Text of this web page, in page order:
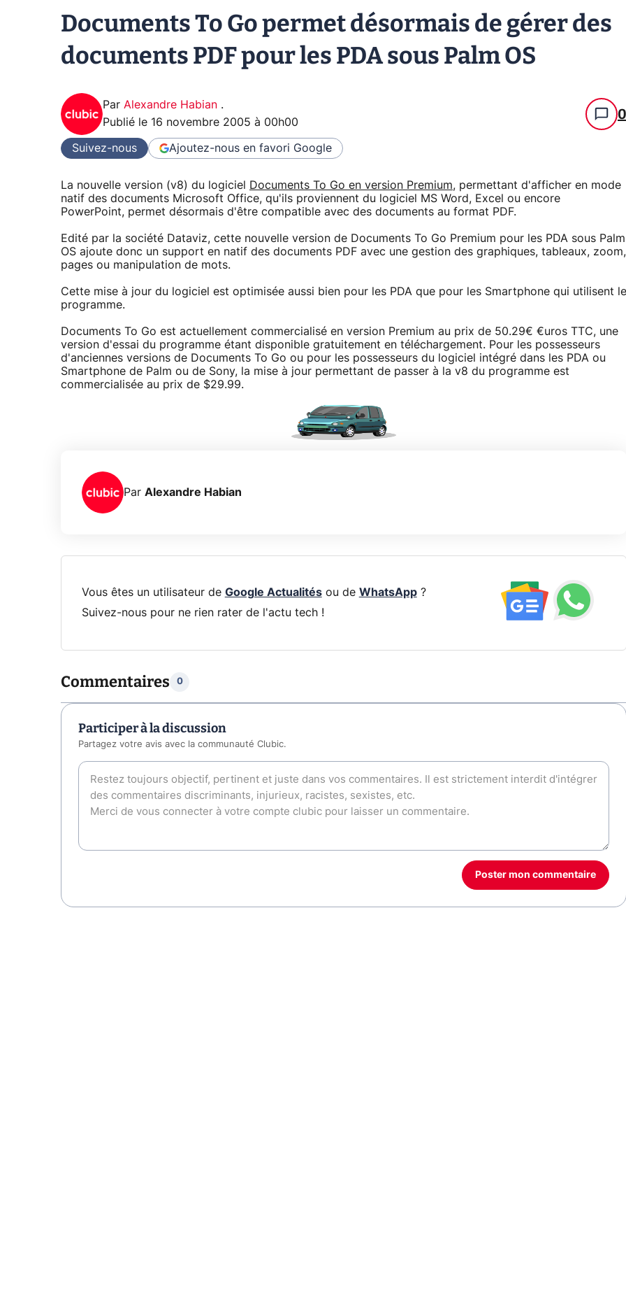
Documents To Go permet désormais de gérer des
documents PDF pour les PDA sous Palm OS
Par Alexandre Habian .
Publié le 16 novembre 2005 à 00h00 0
Suivez-nous Ajoutez-nous en favori Google
La nouvelle version (v8) du logiciel Documents To Go en version Premium, permettant d'afficher en mode
natif des documents Microsoft Office, qu'ils proviennent du logiciel MS Word, Excel ou encore
PowerPoint, permet désormais d'être compatible avec des documents au format PDF.
Edité par la société Dataviz, cette nouvelle version de Documents To Go Premium pour les PDA sous Palm
OS ajoute donc un support en natif des documents PDF avec une gestion des graphiques, tableaux, zoom,
pages ou manipulation de mots.
Cette mise à jour du logiciel est optimisée aussi bien pour les PDA que pour les Smartphone qui utilisent le
programme.
Documents To Go est actuellement commercialisé en version Premium au prix de 50.29€ €uros TTC, une
version d'essai du programme étant disponible gratuitement en téléchargement. Pour les possesseurs
d'anciennes versions de Documents To Go ou pour les possesseurs du logiciel intégré dans les PDA ou
Smartphone de Palm ou de Sony, la mise à jour permettant de passer à la v8 du programme est
commercialisée au prix de $29.99.
Par Alexandre Habian
Vous êtes un utilisateur de Google Actualitésou de WhatsApp?
Suivez-nous pour ne rien rater de l'actu tech !
Commentaires 0
Participer à la discussion
Partagez votre avis avec la communauté Clubic.
Poster mon commentaire